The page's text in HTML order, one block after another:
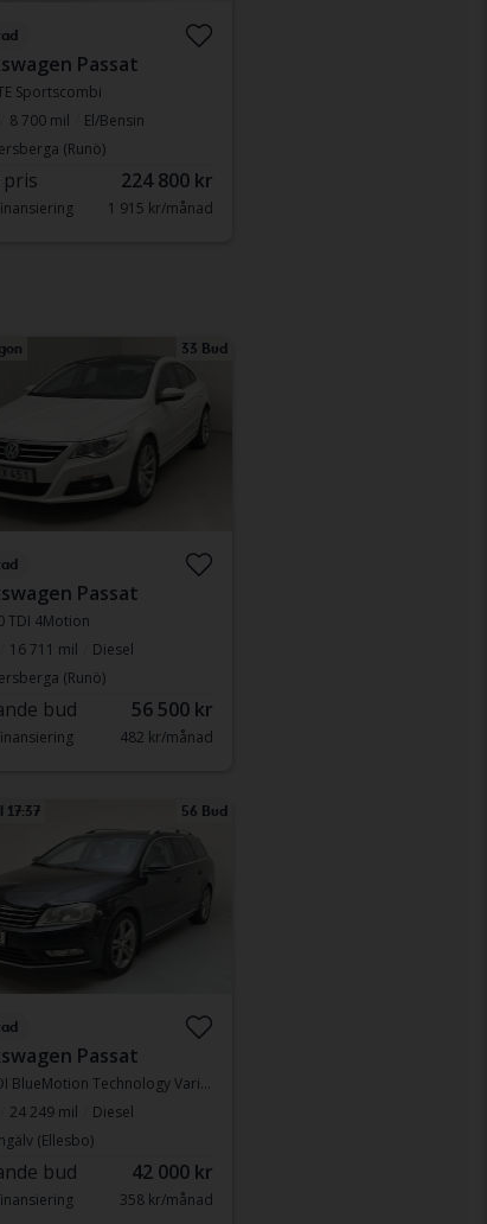
Passat
Sportscombi
8 700 mil
El/Bensin
(Runö)
pris 224 800 kr
1 915 kr/månad
33 Bud
Passat
TDI 4Motion
16 711 mil
Diesel
(Runö)
bud 56 500 kr
482 kr/månad
17:37 56 Bud
Passat
2.0 TDI BlueMotion Technology Variant 4Motion
24 249 mil
Diesel
(Ellesbo)
bud 42 000 kr
358 kr/månad